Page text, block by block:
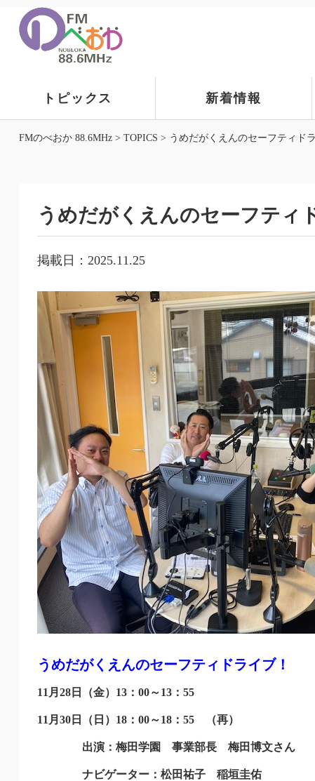
トピックス 新着情報
FMのべおか 88.6MHz> TOPICS > うめだがくえんのセーフティド
うめだがくえんのセーフティ
掲載日：2025.11.25
うめだがくえんのセーフティドライブ！
11月28日（金）13：00～13：55
11月30日（日）18：00～18：55（再）
出演：梅田学園 事業部長 梅田博文さん
ナビゲーター：松田祐子 稲垣圭佑